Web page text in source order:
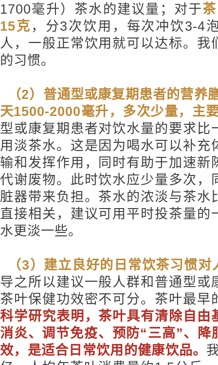
1700毫升）茶水的建议量；对于
15克，分3次饮用，每次冲饮3-4
人，一般正常饮用就可以达标。
的习惯。
（2）普通型或康复期患者的营养
天1500-2000毫升，多次少量，主
型或康复期患者对饮水量的要求比
用淡茶水。这是因为喝水可以补
输和发挥作用，同时有助于加速新
代谢废物。此时饮水应少量多次，
脏器带来负担。茶水的浓淡与茶水
直接相关，建议可用平时投茶量
水更淡一些。
（3）建立良好的日常饮茶习惯
导之所以建议一般人群和普通型或
茶叶保健功效密不可分。茶叶最早
科学研究表明，茶叶具有清除自由
消炎、调节免疫、预防“三高”、
效，是适合日常饮用的健康饮品。